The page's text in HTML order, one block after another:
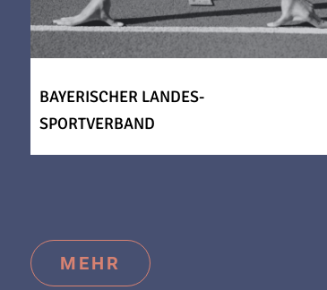
BAYERISCHER LANDES-
SPORTVERBAND
MEHR